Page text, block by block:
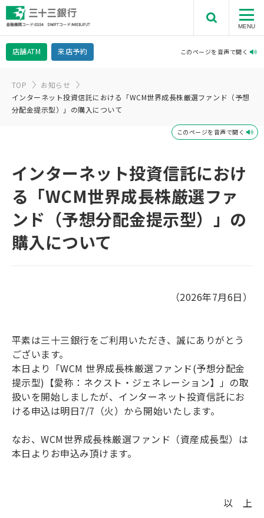
店舗ATM 来店予約 このページを音声で聞く
MENU
TOP
お知らせ
インターネット投資信託における「WCM世界成長株厳選ファンド（予想
分配金提示型）」の購入について
このページを音声で聞く
インターネット投資信託におけ
る「WCM世界成長株厳選ファ
ンド（予想分配金提示型）」の
購入について
（2026年7月6日）
平素は三十三銀行をご利用いただき、誠にありがとう
ございます。
本日より「WCM 世界成長株厳選ファンド(予想分配金
提示型)【愛称：ネクスト・ジェネレーション】」の取
扱いを開始しましたが、インターネット投資信託にお
ける申込は明日7/7（火）から開始いたします。
なお、WCM世界成長株厳選ファンド（資産成長型）は
本日よりお申込み頂けます。
以 上